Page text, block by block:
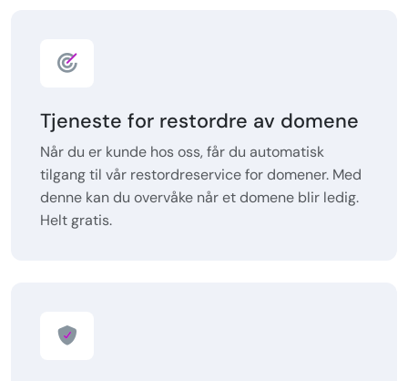
Tjeneste for restordre av domene
Når du er kunde hos oss, får du automatisk
tilgang til vår restordreservice for domener. Med
denne kan du overvåke når et domene blir ledig.
Helt gratis.